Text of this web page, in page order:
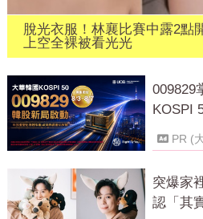
脫光衣服！林襄比賽中露2
上空全裸被看光光
009829
KOSPI
PR (
突爆家
認「其